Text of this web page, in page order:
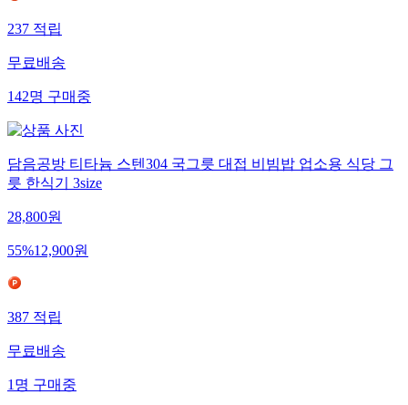
237적립
무료배송
142명구매중
담음공방 티타늄 스텐304 국그릇 대접 비빔밥 업소용 식당 그
릇 한식기 3size
28,800원
55%12,900원
387적립
무료배송
1명구매중